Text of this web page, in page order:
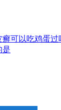
可以吃鸡蛋过
是